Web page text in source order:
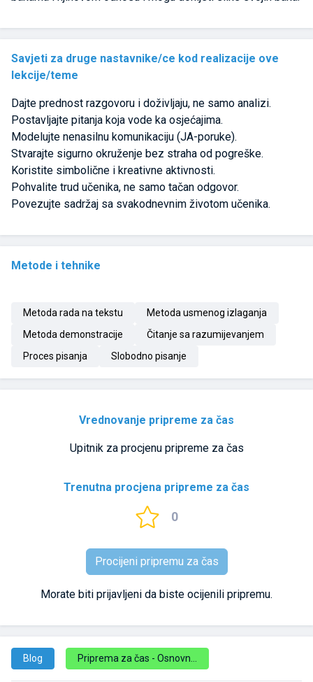
Savjeti za druge nastavnike/ce kod realizacije ove
lekcije/teme
Dajte prednost razgovoru i doživljaju, ne samo analizi.
Postavljajte pitanja koja vode ka osjećajima.
Modelujte nenasilnu komunikaciju (JA-poruke).
Stvarajte sigurno okruženje bez straha od pogreške.
Koristite simbolične i kreativne aktivnosti.
Pohvalite trud učenika, ne samo tačan odgovor.
Povezujte sadržaj sa svakodnevnim životom učenika.
Metode i tehnike
Metoda rada na tekstu
Metoda usmenog izlaganja
Metoda demonstracije
Čitanje sa razumijevanjem
Proces pisanja
Slobodno pisanje
Vrednovanje pripreme za čas
Upitnik za procjenu pripreme za čas
Trenutna procjena pripreme za čas
0
Procijeni pripremu za čas
Morate biti prijavljeni da biste ocijenili pripremu.
Blog